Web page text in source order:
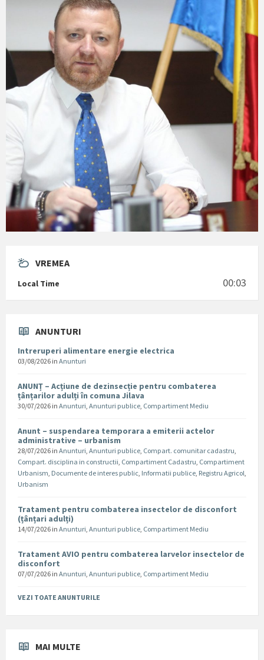
VREMEA
Local Time 00:03
ANUNTURI
Intreruperi alimentare energie electrica
03/08/2026 in Anunturi
ANUNȚ – Acțiune de dezinsecție pentru combaterea
țânțarilor adulți în comuna Jilava
30/07/2026 in Anunturi, Anunturi publice, Compartiment Mediu
Anunt – suspendarea temporara a emiterii actelor
administrative – urbanism
28/07/2026 in Anunturi, Anunturi publice, Compart. comunitar cadastru,
Compart. disciplina in constructii, Compartiment Cadastru, Compartiment
Urbanism, Documente de interes public, Informatii publice, Registru Agricol,
Urbanism
Tratament pentru combaterea insectelor de disconfort
(țânțari adulți)
14/07/2026 in Anunturi, Anunturi publice, Compartiment Mediu
Tratament AVIO pentru combaterea larvelor insectelor de
disconfort
07/07/2026 in Anunturi, Anunturi publice, Compartiment Mediu
VEZI TOATE ANUNTURILE
MAI MULTE